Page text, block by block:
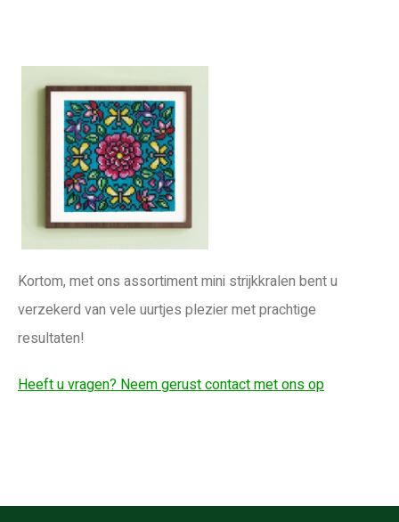
Kortom, met ons assortiment mini strijkkralen bent u
verzekerd van vele uurtjes plezier met prachtige
resultaten!
Heeft u vragen? Neem gerust contact met ons op